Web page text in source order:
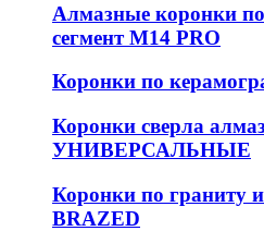
Алмазные коронки
сегмент М14 PRO
Коронки по
Коронки сверла
УНИВЕРСАЛЬНЫЕ
Коронки по граниту
BRAZED